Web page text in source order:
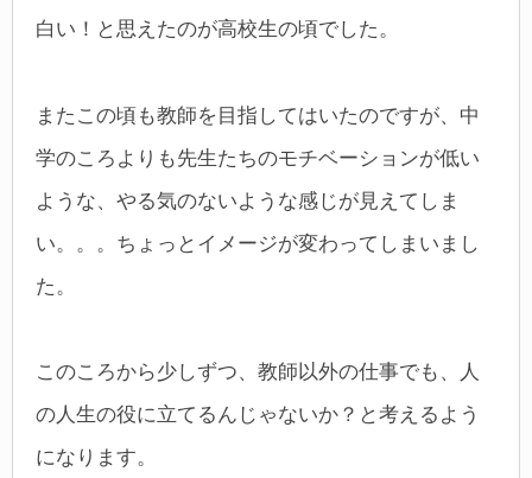
白い！と思えたのが高校生の頃でした。
またこの頃も教師を目指してはいたのですが、中
学のころよりも先生たちのモチベーションが低い
ような、やる気のないような感じが見えてしま
い。。。ちょっとイメージが変わってしまいまし
た。
このころから少しずつ、教師以外の仕事でも、人
の人生の役に立てるんじゃないか？と考えるよう
になります。